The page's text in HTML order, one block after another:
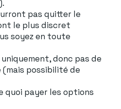
pas quitter le
le plus discret
soyez en toute
donc pas de
possibilité de
quoi payer les options